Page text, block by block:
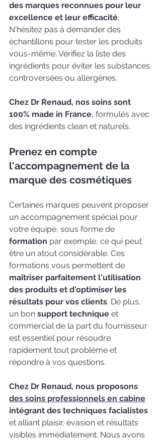
des marques reconnues pour leur
excellence et leur efficacité.
N'hésitez pas à demander des
échantillons pour tester les produits
vous-même. Vérifiez la liste des
ingrédients pour éviter les substances
controversées ou allergènes.
Chez Dr Renaud, nos soins sont
100% made in France, formulés avec
des ingrédients clean et naturels.
Prenez en compte
l'accompagnement de la
marque des cosmétiques
Certaines marques peuvent proposer
un accompagnement spécial pour
votre équipe, sous forme de
formation par exemple, ce qui peut
être un atout considérable. Ces
formations vous permettent de
maîtriser parfaitement l'utilisation
des produits et d'optimiser les
résultats pour vos clients. De plus,
un bon support technique et
commercial de la part du fournisseur
est essentiel pour résoudre
rapidement tout problème et
répondre à vos questions.
Chez Dr Renaud, nous proposons
des soins professionnels en cabine
intégrant des techniques facialistes
et alliant plaisir, évasion et résultats
visibles immédiatement. Nous avons